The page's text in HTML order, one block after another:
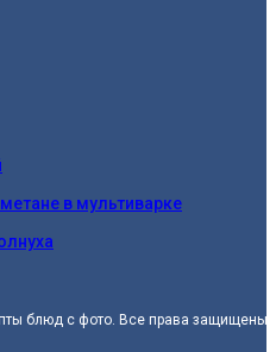
в мультиварке
блюд с фото. Все права защищены.